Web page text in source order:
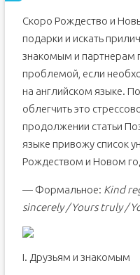
Скоро Рождество и
подарки и искать
знакомым и партнерам
проблемой, если
на английском языке.
облегчить это
продолжении статьи
языке привожу список
Рождеством и Новом
— Формальное: Kind
sincerely / Yours truly /
I. Друзьям и знакомым